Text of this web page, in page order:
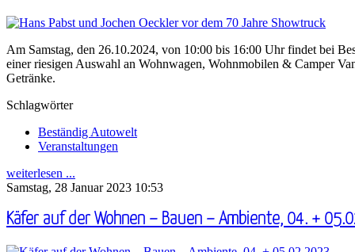
Am Samstag, den 26.10.2024, von 10:00 bis 16:00 Uhr findet bei
einer riesigen Auswahl an Wohnwagen, Wohnmobilen & Camper
Getränke.
Schlagwörter
Beständig Autowelt
Veranstaltungen
weiterlesen ...
Samstag, 28 Januar 2023 10:53
Käfer auf der Wohnen – Bauen – Ambiente, 04. +